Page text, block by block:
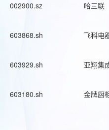
002900.sz 哈三联
603868.sh 飞科电
603929.sh 亚翔集
603180.sh 金牌厨